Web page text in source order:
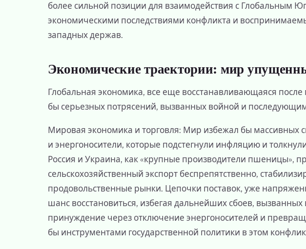
более сильной позиции для взаимодействия с Глобальным
экономическими последствиями конфликта и
западных держав.
Экономические траектории: мир
Глобальная экономика, все еще восстанавливающаяся
бы серьезных потрясений, вызванных войной и
Мировая экономика и торговля: Мир избежал бы массивных
и энергоносители, которые подстегнули инфляцию и
Россия и Украина, как «крупные производители пшеницы»,
сельскохозяйственный экспорт беспрепятственно,
продовольственные рынки. Цепочки поставок, уже
шанс восстановиться, избегая дальнейших сбоев,
принуждение через отключение энергоносителей и
бы инструментами государственной политики в этом